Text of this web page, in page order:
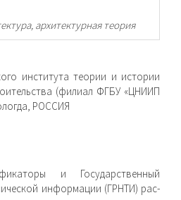
архитектурная теория
института теории и истории
(филиал ФГБУ «ЦНИИП
РОССИЯ
и Государственный
информации (ГРНТИ) рас­